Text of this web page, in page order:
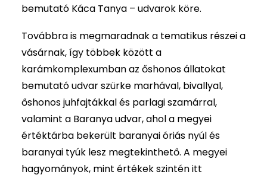
bemutató Káca Tanya – udvarok köre.
Továbbra is megmaradnak a tematikus részei a
vásárnak, így többek között a
karámkomplexumban az őshonos állatokat
bemutató udvar szürke marhával, bivallyal,
őshonos juhfajtákkal és parlagi szamárral,
valamint a Baranya udvar, ahol a megyei
értéktárba bekerült baranyai óriás nyúl és
baranyai tyúk lesz megtekinthető. A megyei
hagyományok, mint értékek szintén itt